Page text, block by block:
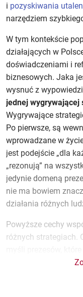
i pozyskiwania
narzędziem
W tym kontekście
działających w
doświadczeniami i
biznesowych. Jaka
wysnuć z
jednej wygrywającej
Wygrywające
Po pierwsze, są
wprowadzane w
jest podejście „dla
„rezonują” na
jedynie domeną
nie ma bowiem
działania różnych
Powyższe cechy
różnych strategiach.